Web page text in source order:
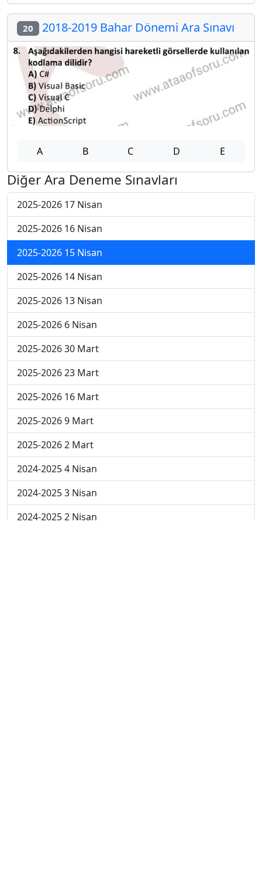
20 2018-2019 Bahar Dönemi Ara Sınavı
A B C D E
Diğer Ara Deneme Sınavları
2025-2026 17 Nisan
2025-2026 16 Nisan
2025-2026 15 Nisan
2025-2026 14 Nisan
2025-2026 13 Nisan
2025-2026 6 Nisan
2025-2026 30 Mart
2025-2026 23 Mart
2025-2026 16 Mart
2025-2026 9 Mart
2025-2026 2 Mart
2024-2025 4 Nisan
2024-2025 3 Nisan
2024-2025 2 Nisan